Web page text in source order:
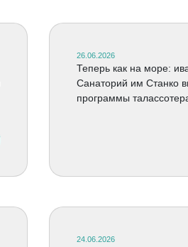
26.06.2026
Теперь как на море:
Санаторий им Станко
программы
24.06.2026